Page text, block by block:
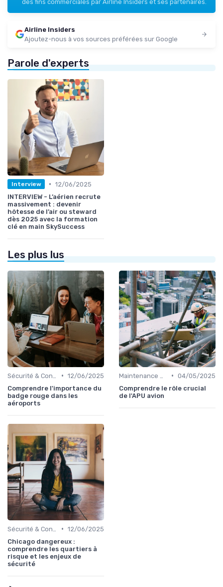
des fins commerciales par Airline Insiders et ses partenaires.
Airline Insiders
Ajoutez-nous à vos sources préférées sur Google
Parole d'experts
Interview • 12/06/2025
INTERVIEW - L’aérien recrute
massivement : devenir
hôtesse de l’air ou steward
dès 2025 avec la formation
clé en main SkySuccess
Les plus lus
• 12/06/2025
Comprendre l'importance du
badge rouge dans les
aéroports
• 04/05/2025
Comprendre le rôle crucial
de l'APU avion
• 12/06/2025
Chicago dangereux :
comprendre les quartiers à
risque et les enjeux de
sécurité